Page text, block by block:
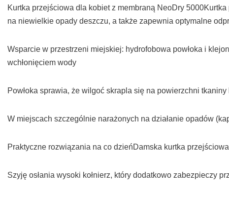
Kurtka przejściowa dla kobiet z membraną NeoDry
na niewielkie opady deszczu, a także zapewnia optymalne
Wsparcie w przestrzeni miejskiej: hydrofobowa powłoka i
wchłonięciem wody
Powłoka sprawia, że wilgoć skrapla się na powierzchni
W miejscach szczególnie narażonych na działanie opadów
Praktyczne rozwiązania na co dzieńDamska kurtka
Szyję osłania wysoki kołnierz, który dodatkowo zabezpieczy